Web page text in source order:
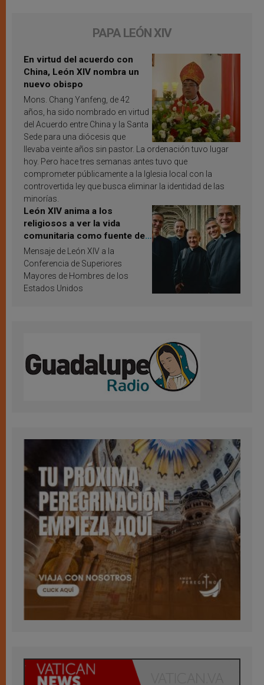
PAPA LEÓN XIV
En virtud del acuerdo con
China, León XIV nombra un
nuevo obispo
Mons. Chang Yanfeng, de 42
años, ha sido nombrado en virtud
del Acuerdo entre China y la Santa
Sede para una diócesis que
llevaba veinte años sin pastor. La ordenación tuvo lugar
hoy. Pero hace tres semanas antes tuvo que
comprometer públicamente a la Iglesia local con la
controvertida ley que busca eliminar la identidad de las
minorías.
León XIV anima a los
religiosos a ver la vida
comunitaria como fuente de
inspiración y santificación
Mensaje de León XIV a la
Conferencia de Superiores
Mayores de Hombres de los
Estados Unidos